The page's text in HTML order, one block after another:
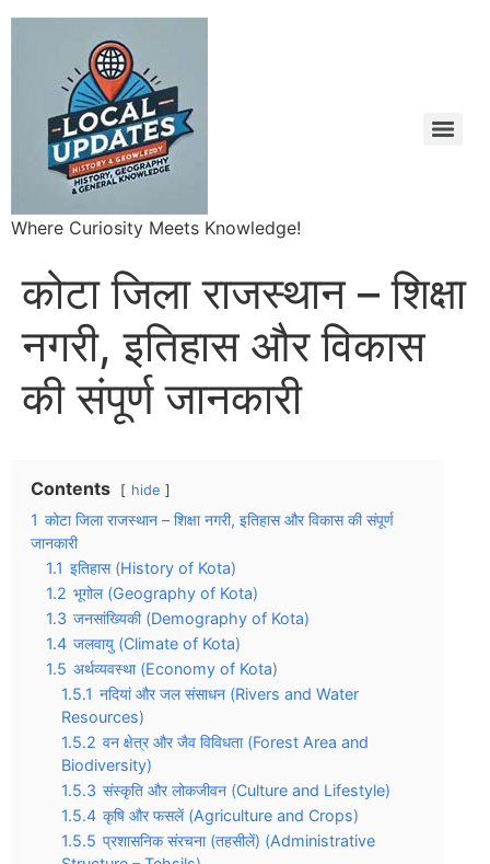
Where Curiosity Meets Knowledge!
कोटा जिला राजस्थान – शिक्षा
नगरी, इतिहास और विकास
की संपूर्ण जानकारी
Contents hide
1 कोटा जिला राजस्थान – शिक्षा नगरी, इतिहास और विकास की संपूर्ण
जानकारी
1.1 इतिहास (History of Kota)
1.2 भूगोल (Geography of Kota)
1.3 जनसांख्यिकी (Demography of Kota)
1.4 जलवायु (Climate of Kota)
1.5 अर्थव्यवस्था (Economy of Kota)
1.5.1 नदियां और जल संसाधन (Rivers and Water
Resources)
1.5.2 वन क्षेत्र और जैव विविधता (Forest Area and
Biodiversity)
1.5.3 संस्कृति और लोकजीवन (Culture and Lifestyle)
1.5.4 कृषि और फसलें (Agriculture and Crops)
1.5.5 प्रशासनिक संरचना (तहसीलें) (Administrative